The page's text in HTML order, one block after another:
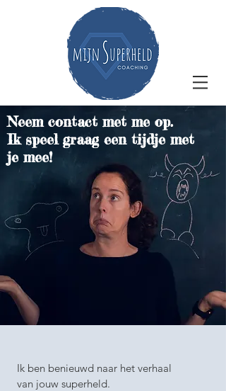
Neem contact met me op.
Ik speel graag een tijdje met
je mee!
Ik ben benieuwd naar het verhaal
van jouw superheld.